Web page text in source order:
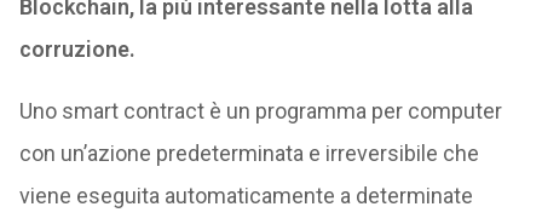
Blockchain, la più interessante nella lotta alla
corruzione.
Uno smart contract è un programma per computer
con un’azione predeterminata e irreversibile che
viene eseguita automaticamente a determinate